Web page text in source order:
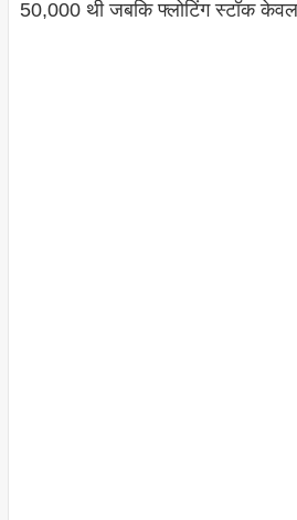
50,000 थी जबकि फ्लोटिंग स्टॉक